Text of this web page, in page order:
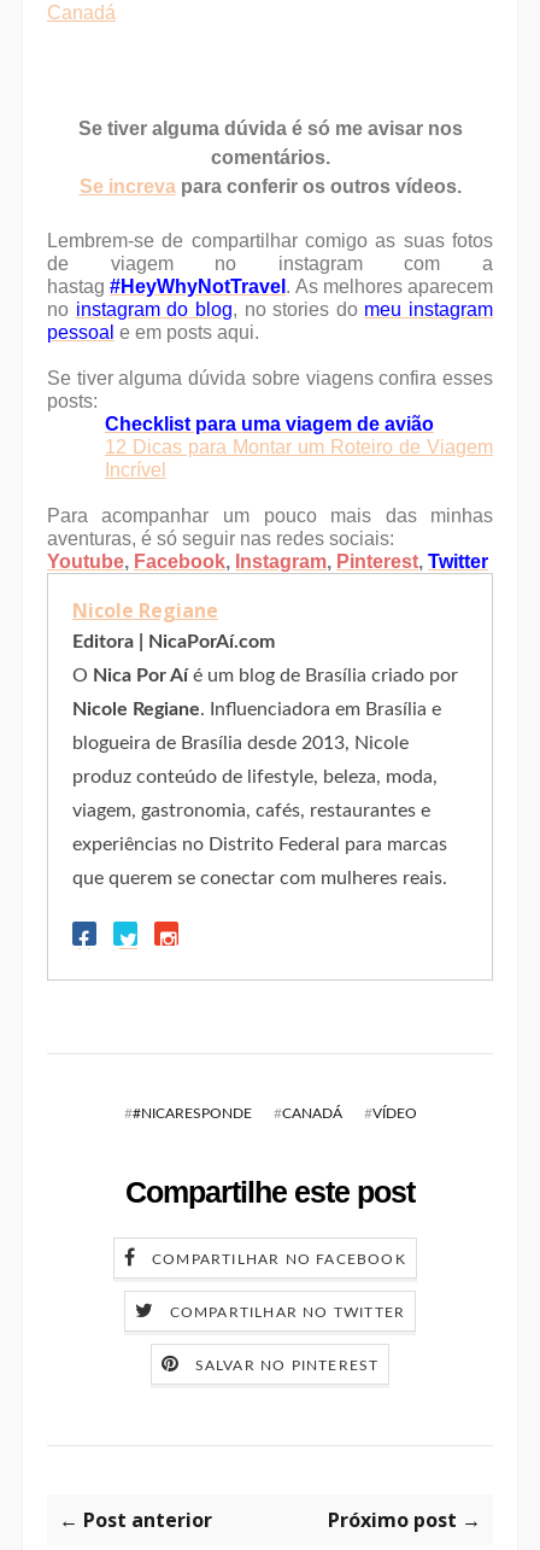
Canadá
Se tiver alguma dúvida é só me avisar nos
comentários.
Se increvapara conferir os outros vídeos.
Lembrem-se de compartilhar comigo as suas fotos
de viagem no instagram com a
hastag#HeyWhyNotTravel . As melhores aparecem
no instagram do blog, no stories do meu instagram
pessoal e em posts aqui.
Se tiver alguma dúvida sobre viagens confira esses
posts:
Checklist para uma viagem de avião
12 Dicas para Montar um Roteiro de Viagem
Incrível
Para acompanhar um pouco mais das minhas
aventuras, é só seguir nas redes sociais:
Youtube, Facebook, Instagram, Pinterest, Twitter
Nicole Regiane
Editora | NicaPorAí.com
O Nica Por Aíé um blog de Brasília criado por
Nicole Regiane. Influenciadora em Brasília e
blogueira de Brasília desde 2013, Nicole
produz conteúdo de lifestyle, beleza, moda,
viagem, gastronomia, cafés, restaurantes e
experiências no Distrito Federal para marcas
que querem se conectar com mulheres reais.
##NICARESPONDE #CANADÁ #VÍDEO
Compartilhe este post
COMPARTILHAR NO FACEBOOK
COMPARTILHAR NO TWITTER
SALVAR NO PINTEREST
← Post anterior Próximo post →